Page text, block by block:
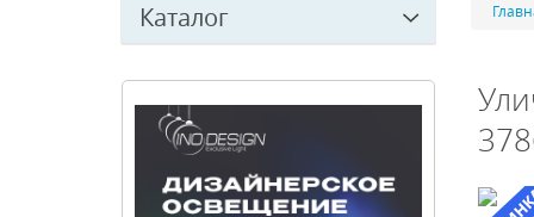
Каталог